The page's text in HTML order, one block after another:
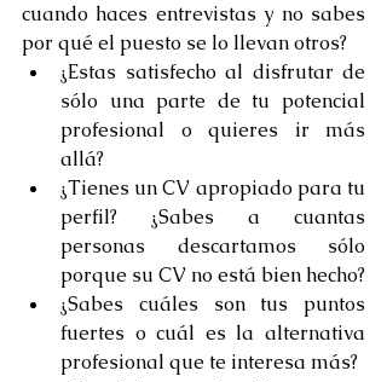
cuando haces entrevistas y no sabes
por qué el puesto se lo llevan otros?
¿Estas satisfecho al disfrutar de
sólo una parte de tu potencial
profesional o quieres ir más
allá?
¿Tienes un CV apropiado para tu
perfil? ¿Sabes a cuantas
personas descartamos sólo
¿Sabes cuáles son tus puntos
fuertes o cuál es la alternativa